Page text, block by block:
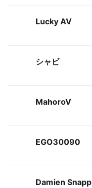
Lucky AV
シャビ
MahoroV
EGO30090
Damien Snapp